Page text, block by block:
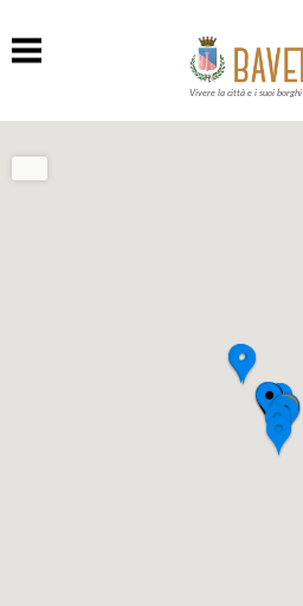
Vivere la città e i suoi borghi